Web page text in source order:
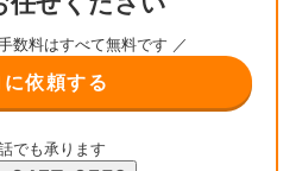
数料はすべて無料です ／
に依頼する
でも承ります